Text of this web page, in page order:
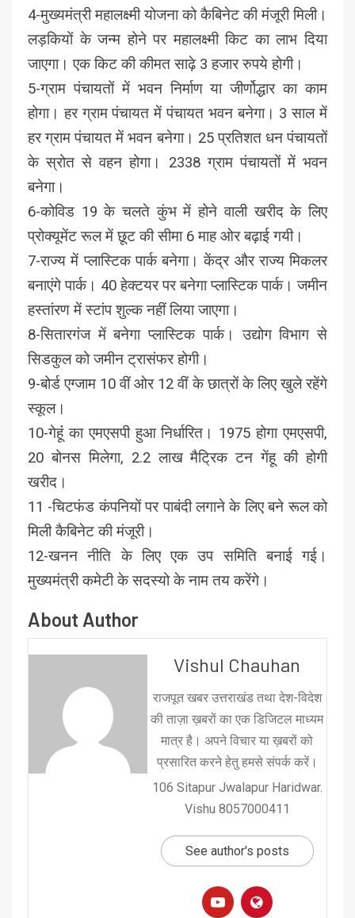
4-मुख्यमंत्री महालक्ष्मी योजना को कैबिनेट की मंजूरी मिली।
लड़कियों के जन्म होने पर महालक्ष्मी किट का लाभ दिया
जाएगा। एक किट की कीमत साढ़े 3 हजार रुपये होगी।
5-ग्राम पंचायतों में भवन निर्माण या जीर्णोद्धार का काम
होगा। हर ग्राम पंचायत में पंचायत भवन बनेगा। 3 साल में
हर ग्राम पंचायत में भवन बनेगा। 25 प्रतिशत धन पंचायतों
के स्रोत से वहन होगा। 2338 ग्राम पंचायतों में भवन
बनेगा।
6-कोविड 19 के चलते कुंभ में होने वाली खरीद के लिए
प्रोक्यूमेंट रूल में छूट की सीमा 6 माह ओर बढ़ाई गयी।
7-राज्य में प्लास्टिक पार्क बनेगा। केंद्र और राज्य मिकलर
बनाएंगे पार्क। 40 हेक्टयर पर बनेगा प्लास्टिक पार्क। जमीन
हस्तांरण में स्टांप शुल्क नहीं लिया जाएगा।
8-सितारगंज में बनेगा प्लास्टिक पार्क। उद्योग विभाग से
सिडकुल को जमीन ट्रासंफर होगी।
9-बोर्ड एग्जाम 10 वीं ओर 12 वीं के छात्रों के लिए खुले रहेंगे
स्कूल।
10-गेहूंं का एमएसपी हुआ निर्धारित। 1975 होगा एमएसपी,
20 बोनस मिलेगा, 2.2 लाख मैट्रिक टन गेंहू की होगी
खरीद।
11 -चिटफंड कंपनियों पर पाबंदी लगाने के लिए बने रूल को
मिली कैबिनेट की मंजूरी।
12-खनन नीति के लिए एक उप समिति बनाई गई।
मुख्यमंत्री कमेटी के सदस्यो के नाम तय करेंगे।
About Author
Vishul Chauhan
राजपूत खबर उत्तराखंड तथा देश-विदेश
की ताज़ा ख़बरों का एक डिजिटल माध्यम
मात्र है। अपने विचार या ख़बरों को
प्रसारित करने हेतु हमसे संपर्क करें।
106 Sitapur Jwalapur Haridwar.
Vishu 8057000411
See author's posts